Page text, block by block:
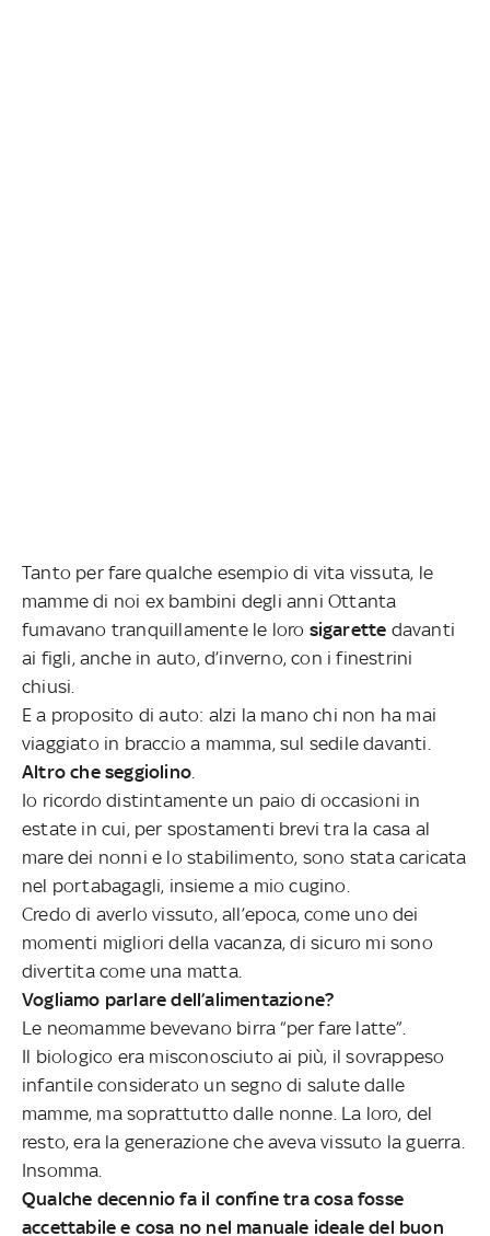
Tanto per fare qualche esempio di vita vissuta, le
mamme di noi ex bambini degli anni Ottanta
fumavano tranquillamente le loro sigarette davanti
ai figli, anche in auto, d’inverno, con i finestrini
chiusi.
E a proposito di auto: alzi la mano chi non ha mai
viaggiato in braccio a mamma, sul sedile davanti.
Altro che seggiolino
Io ricordo distintamente un paio di occasioni in
estate in cui, per spostamenti brevi tra la casa al
mare dei nonni e lo stabilimento, sono stata caricata
nel portabagagli, insieme a mio cugino.
Credo di averlo vissuto, all’epoca, come uno dei
momenti migliori della vacanza, di sicuro mi sono
divertita come una matta.
Vogliamo parlare dell’alimentazione?
Le neomamme bevevano birra “per fare latte”.
Il biologico era misconosciuto ai più, il sovrappeso
infantile considerato un segno di salute dalle
mamme, ma soprattutto dalle nonne. La loro, del
resto, era la generazione che aveva vissuto la guerra.
Insomma.
Qualche decennio fa il confine tra cosa fosse
accettabile e cosa no nel manuale ideale del buon